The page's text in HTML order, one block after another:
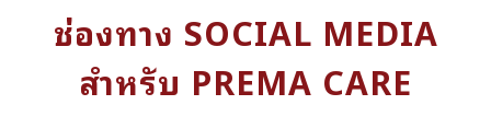
ช่องทาง SOCIAL MEDIA
สำหรับ PREMA CARE